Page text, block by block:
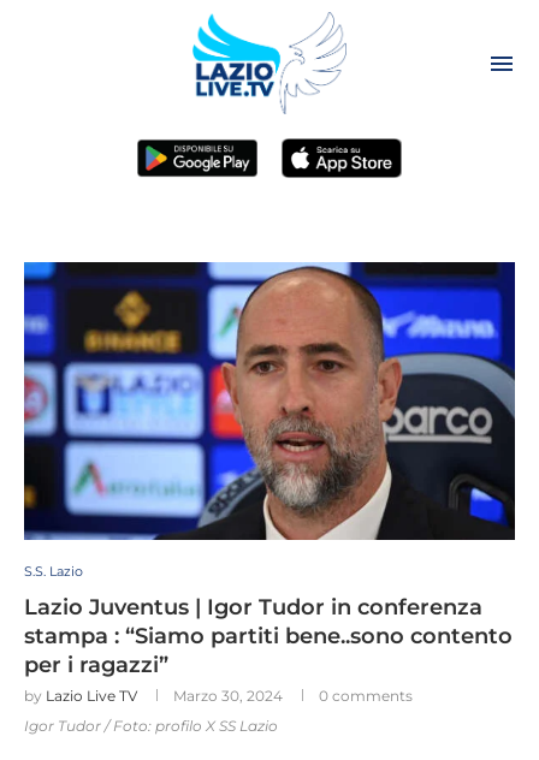
S.S. Lazio
Lazio Juventus | Igor Tudor in conferenza
stampa : “Siamo partiti bene..sono contento
per i ragazzi”
by Lazio Live TV Marzo 30, 2024
0 comments
Igor Tudor / Foto: profilo X SS Lazio